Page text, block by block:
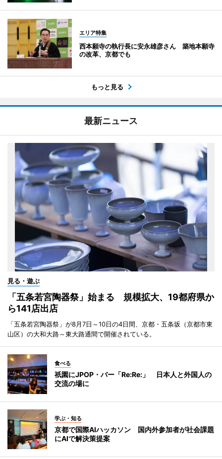
エリア特集
西本願寺の執行長に安永雄彦さん 築地本願寺
の改革、京都でも
もっと見る
最新ニュース
見る・遊ぶ
「五条若宮陶器祭」始まる 規模拡大、19都府県か
ら141店出店
「五条若宮陶器祭」が8月7日～10日の4日間、京都・五条坂（京都市東
山区）の大和大路～東大路通間で開催されている。
食べる
祇園にJPOP・バー「Re:Re:」 日本人と外国人の
交流の場に
学ぶ・知る
京都で国際AIハッカソン 国内外参加者が社会課題
にAIで解決策提案